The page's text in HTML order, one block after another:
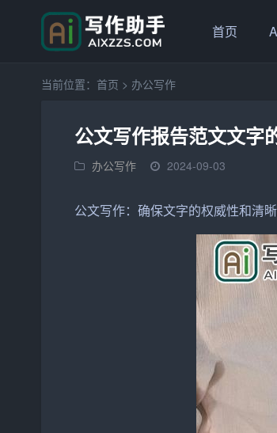
首页
当前位置： 首页 > 办公写作
公文写作报告范文文字
办公写作 2024-09-03
公文写作： 确保文字的权威性和清